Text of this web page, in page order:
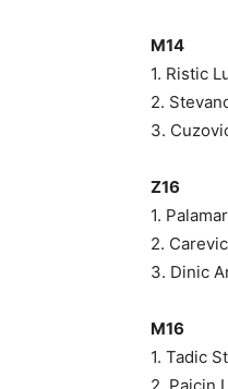
M14
1. Ristic
2.
3.
Z16
1.
2.
3. Dinic
M16
1. Tadic